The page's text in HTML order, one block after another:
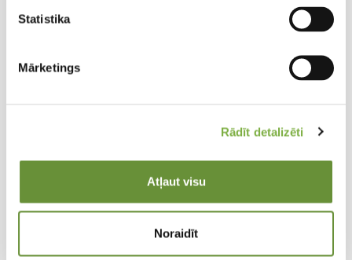
Statistika
Mārketings
Rādīt detalizēti
Atļaut visu
Noraidīt